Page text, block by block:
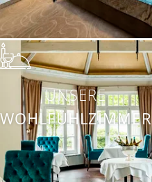
UNSERE
WOHLFÜHLZIMMER